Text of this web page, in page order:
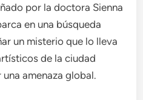
por la doctora Sienna
en una búsqueda
un misterio que lo lleva
de la ciudad
amenaza global.